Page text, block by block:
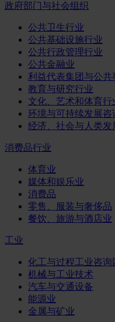
政府部门与社会组织
公共卫生行业
公共基础设施行业
公共行政管理行业
公共金融业
利益代表集团与公共
教育与研究行业
文化、艺术和体育行
环境与可持续发展咨
经济、社会与人类发
消费品行业
体育业
媒体和娱乐业
消费品
零售、服装与奢侈品
餐饮、旅游与酒店业
工业
化工与过程工业咨询
机械与工业技术
汽车与交通设备
能源业
金属与矿业